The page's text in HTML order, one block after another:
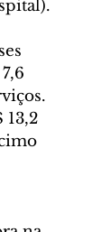
13,2